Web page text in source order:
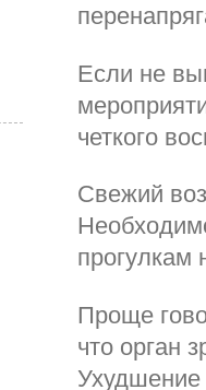
Если не
четкого
Свежий
прогулкам
Проще
что орган
Ухудшение